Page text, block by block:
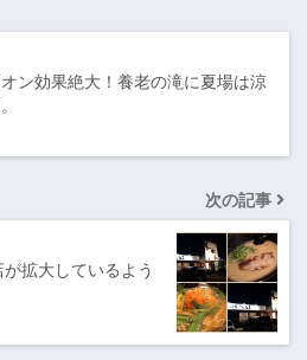
ン効果絶大！養老の滝に夏場は涼
次の記事
拡大しているよう